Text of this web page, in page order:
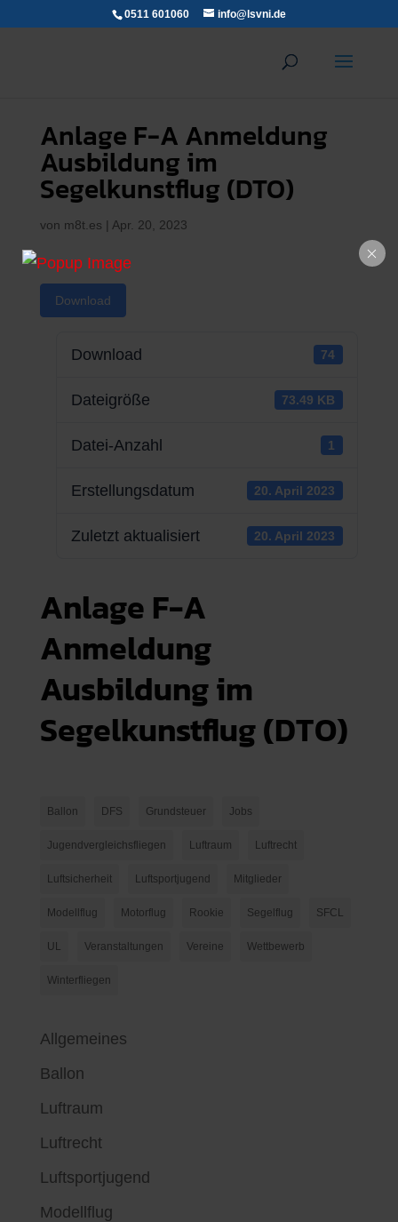
0511 601060 info@lsvni.de
Anlage F-A Anmeldung
Ausbildung im
Segelkunstflug (DTO)
von m8t.es | Apr. 20, 2023
Download
Download 74
Dateigröße 73.49 KB
Datei-Anzahl 1
Erstellungsdatum 20. April 2023
Zuletzt aktualisiert 20. April 2023
Anlage F-A
Anmeldung
Ausbildung im
Segelkunstflug (DTO)
Ballon DFS Grundsteuer Jobs
Jugendvergleichsfliegen Luftraum Luftrecht
Luftsicherheit Luftsportjugend Mitglieder
Modellflug Motorflug Rookie Segelflug SFCL
UL Veranstaltungen Vereine Wettbewerb
Winterfliegen
Allgemeines
Ballon
Luftraum
Luftrecht
Luftsportjugend
Modellflug